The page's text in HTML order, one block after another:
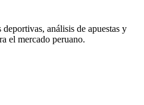
análisis de apuestas y
el mercado peruano.